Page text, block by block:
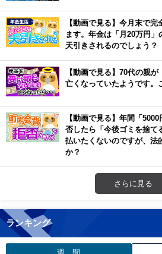
【動画で見る】今月末で
ます。年金は「月20万円
天引きされるのでしょう？
【動画で見る】70代の親が
亡くなっていたようです。
【動画で見る】年間「
否したら「今後ゴミを捨て
払いたくないのですが、法
か？
さらに見る
ランキング
週 間